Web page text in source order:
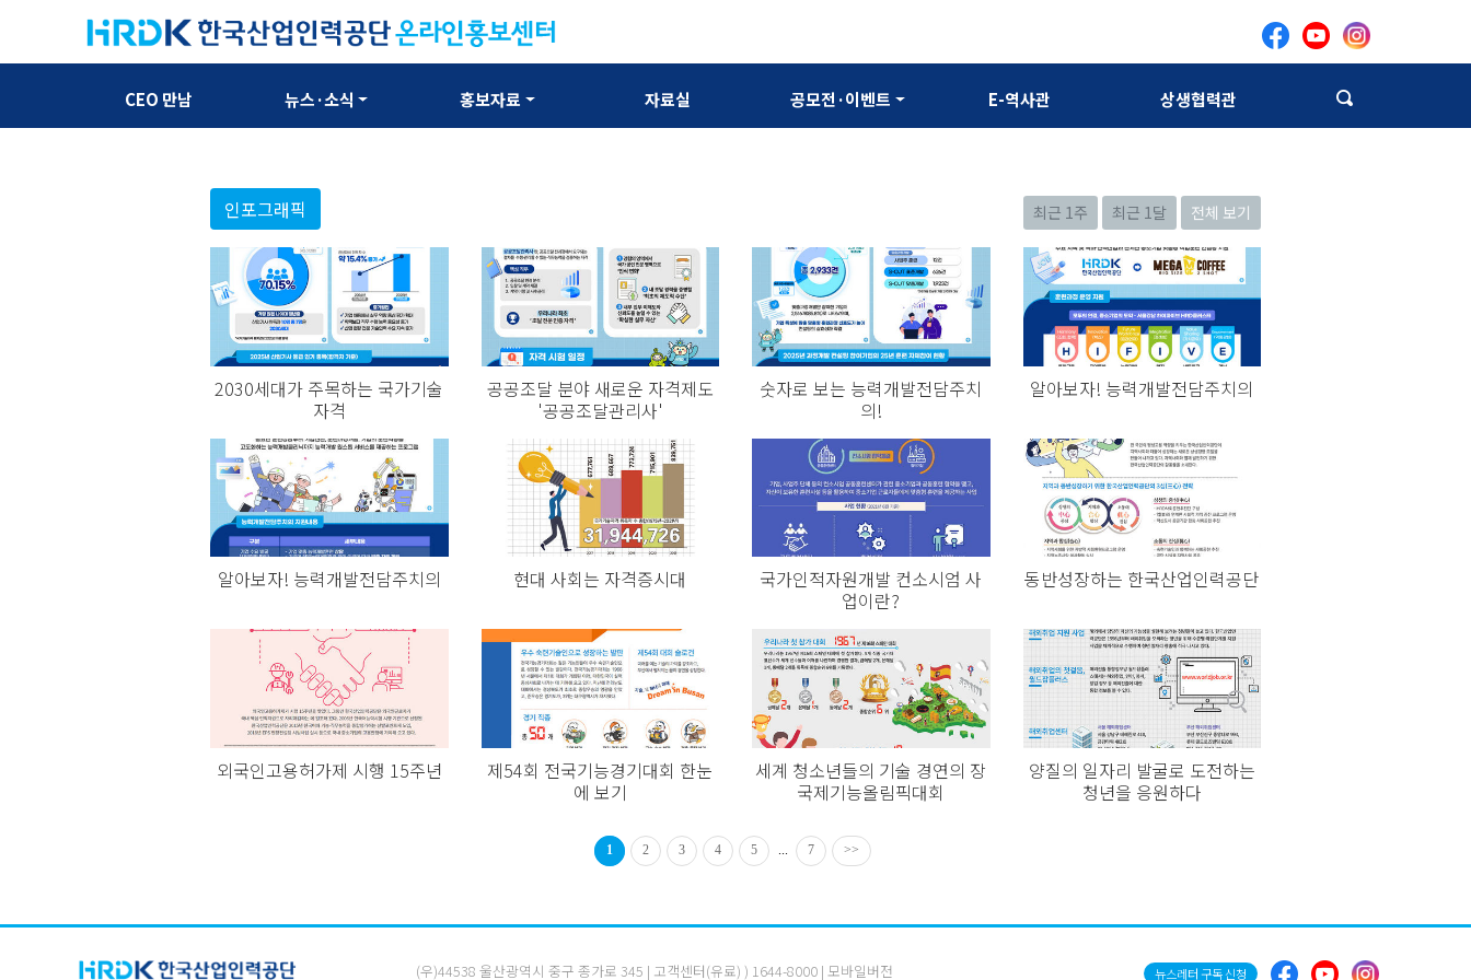
CEO 만남 뉴스·소식 홍보자료 자료실 공모전·이벤트 E-역사관 상생협력관
인포그래픽 최근 1주 최근 1달 전체 보기
2030세대가 주목하는 국가기술
자격
공공조달 분야 새로운 자격제도
'공공조달관리사'
숫자로 보는 능력개발전담주치
의!
알아보자! 능력개발전담주치의
알아보자! 능력개발전담주치의 현대 사회는 자격증시대
국가인적자원개발 컨소시엄 사
업이란?
동반성장하는 한국산업인력공단
외국인고용허가제 시행 15주년
제54회 전국기능경기대회 한눈
에 보기
세계 청소년들의 기술 경연의 장
국제기능올림픽대회
양질의 일자리 발굴로 도전하는
청년을 응원하다
1 2 3 4 5 ... 7 >>
(우)44538 울산광역시 중구 종가로 345 | 고객센터(유료) ) 1644-8000| 모바일버전 뉴스레터 구독 신청